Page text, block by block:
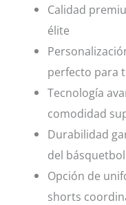
Calidad
élite
perfecto para
Tecnología
comodidad
Durabilidad
del básquetbol
Opción de
shorts